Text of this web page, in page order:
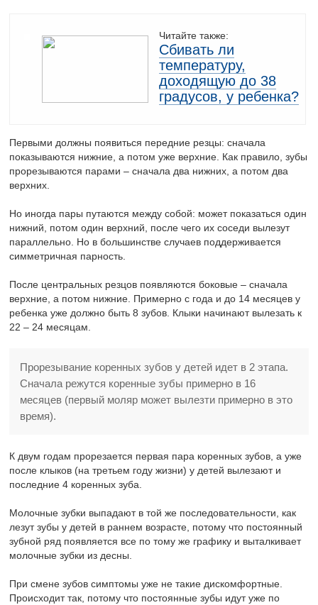
Читайте также:
Сбивать ли
температуру,
доходящую до 38
градусов, у ребенка?
Первыми должны появиться передние резцы: сначала
показываются нижние, а потом уже верхние. Как правило, зубы
прорезываются парами – сначала два нижних, а потом два
верхних.
Но иногда пары путаются между собой: может показаться один
нижний, потом один верхний, после чего их соседи вылезут
параллельно. Но в большинстве случаев поддерживается
симметричная парность.
После центральных резцов появляются боковые – сначала
верхние, а потом нижние. Примерно с года и до 14 месяцев у
ребенка уже должно быть 8 зубов. Клыки начинают вылезать к
22 – 24 месяцам.
Прорезывание коренных зубов у детей идет в 2 этапа.
Сначала режутся коренные зубы примерно в 16
месяцев (первый моляр может вылезти примерно в это
время).
К двум годам прорезается первая пара коренных зубов, а уже
после клыков (на третьем году жизни) у детей вылезают и
последние 4 коренных зуба.
Молочные зубки выпадают в той же последовательности, как
лезут зубы у детей в раннем возрасте, потому что постоянный
зубной ряд появляется все по тому же графику и выталкивает
молочные зубки из десны.
При смене зубов симптомы уже не такие дискомфортные.
Происходит так, потому что постоянные зубы идут уже по